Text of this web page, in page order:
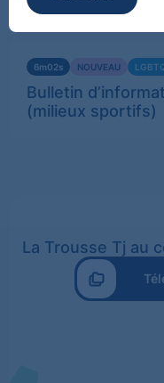
6m02s NOUVEAU
Bulletin
(milieux sportifs)
plus
La Trousse Tj au